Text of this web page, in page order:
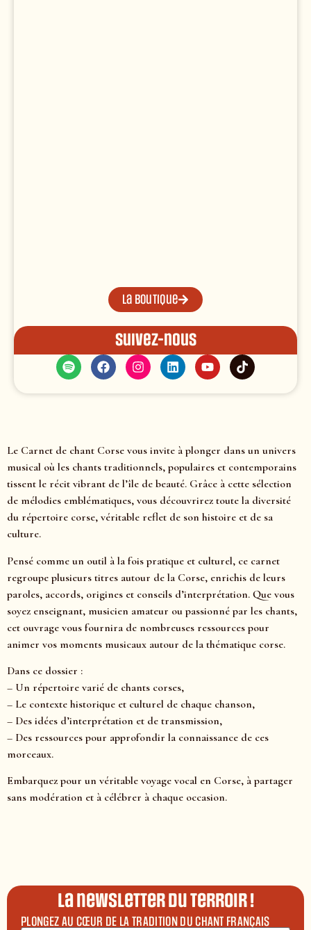
La boutique
Suivez-nous
Le Carnet de chant Corse vous invite à plonger dans un univers
musical où les chants traditionnels, populaires et contemporains
tissent le récit vibrant de l’île de beauté. Grâce à cette sélection
de mélodies emblématiques, vous découvrirez toute la diversité
du répertoire corse, véritable reflet de son histoire et de sa
culture.
Pensé comme un outil à la fois pratique et culturel, ce carnet
regroupe plusieurs titres autour de la Corse, enrichis de leurs
paroles, accords, origines et conseils d’interprétation. Que vous
soyez enseignant, musicien amateur ou passionné par les chants,
cet ouvrage vous fournira de nombreuses ressources pour
animer vos moments musicaux autour de la thématique corse.
Dans ce dossier :
– Un répertoire varié de chants corses,
– Le contexte historique et culturel de chaque chanson,
– Des idées d’interprétation et de transmission,
– Des ressources pour approfondir la connaissance de ces
morceaux.
Embarquez pour un véritable voyage vocal en Corse, à partager
sans modération et à célébrer à chaque occasion.
La newsletter du terroir !
PLONGEZ AU CŒUR DE LA TRADITION DU CHANT FRANÇAIS